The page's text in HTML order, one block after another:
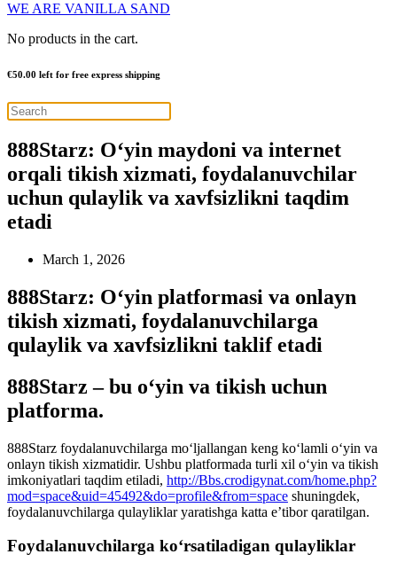
WE ARE VANILLA SAND
No products in the cart.
€50.00 left for free express shipping
888Starz: O‘yin maydoni va internet
orqali tikish xizmati, foydalanuvchilar
uchun qulaylik va xavfsizlikni taqdim
etadi
March 1, 2026
888Starz: O‘yin platformasi va onlayn
tikish xizmati, foydalanuvchilarga
qulaylik va xavfsizlikni taklif etadi
888Starz – bu o‘yin va tikish uchun
platforma.
888Starz foydalanuvchilarga mo‘ljallangan keng ko‘lamli o‘yin va
onlayn tikish xizmatidir. Ushbu platformada turli xil o‘yin va tikish
imkoniyatlari taqdim etiladi, http://Bbs.crodigynat.com/home.php?
mod=space&uid=45492&do=profile&from=space shuningdek,
foydalanuvchilarga qulayliklar yaratishga katta e’tibor qaratilgan.
Foydalanuvchilarga ko‘rsatiladigan qulayliklar